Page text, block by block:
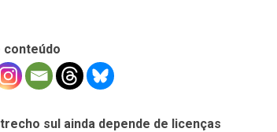
conteúdo
sul ainda depende de licenças